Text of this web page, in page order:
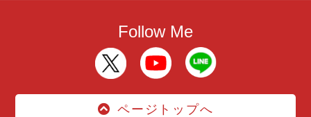
Follow Me
ページトップへ